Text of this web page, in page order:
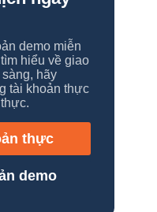
demo miễn
hiểu về giao
hãy
tài khoản thực
thực
demo